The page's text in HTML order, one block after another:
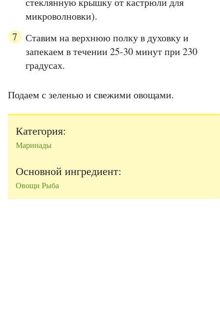
микроволновки).
Ставим на верхнюю полку в духовку и
запекаем в течении 25-30 минут при 230
градусах.
Подаем с зеленью и свежими овощами.
Категория:
Маринады
Основной ингредиент:
Овощи Рыба